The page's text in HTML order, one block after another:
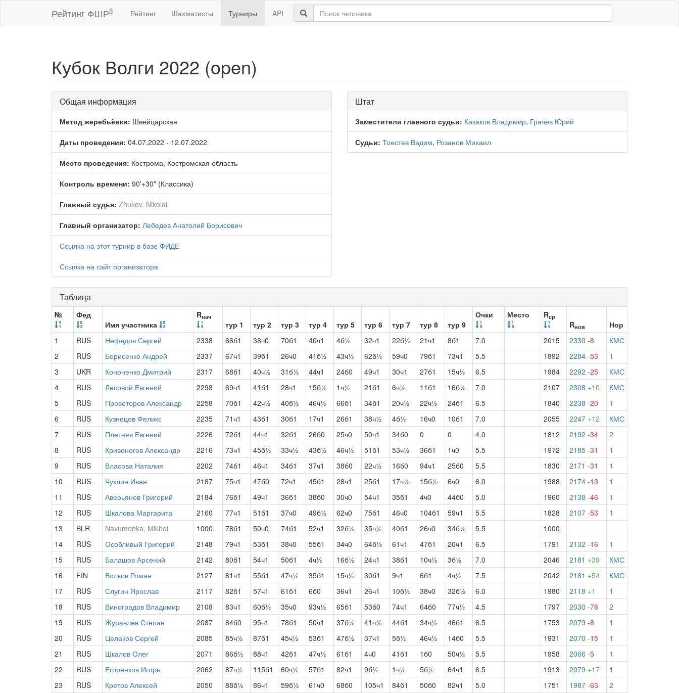
Рейтинг ФШРβ Рейтинг Шахматисты Турниры API
Кубок Волги 2022 (open)
Общая информация
Метод жеребьёвки: Швейцарская
Даты проведения: 04.07.2022 - 12.07.2022
Место проведения: Кострома, Костромская область
Контроль времени: 90'+30" (Классика)
Главный судья: Zhukov, Nikolai
Главный организатор: Лебедев Анатолий Борисович
Ссылка на этот турнир в базе ФИДЕ
Ссылка на сайт организатора
Штат
Заместители главного судьи: Казаков Владимир, Грачев Юрий
Судьи: Тоестев Вадим, Розанов Михаил
Таблица
№
Фед
Имя участника
Rнач
тур 1 тур 2 тур 3 тур 4 тур 5 тур 6 тур 7 тур 8 тур 9
Очки Место Rср
Rнов
Нор
1
RUS Нефедов Сергей 2338 66б1 38ч0 70б1 40ч1 4б½ 32ч1 22б½ 21ч1 8б1 7.0 2015 2330 -8
КМС
2
RUS Борисенко Андрей 2337 67ч1 39б1 26ч0 41б½ 43ч½ 62б½ 59ч0 79б1 73ч1 5.5 1892 2284 -53
1
3
UKR Кононенко Дмитрий 2317 68б1 40ч½ 31б½ 44ч1 24б0 49ч1 30ч1 27б1 15ч½ 6.5 1984 2292 -25
КМС
4
RUS Лесовой Евгений 2298 69ч1 41б1 28ч1 15б½ 1ч½ 21б1 6ч½ 11б1 16б½ 7.0 2107 2308 +10
КМС
5
RUS Провоторов Александр 2258 70б1 42ч½ 40б½ 46ч½ 66б1 34б1 20ч½ 22ч½ 24б1 6.5 1840 2238 -20
1
6
RUS Кузнецов Феликс 2235 71ч1 43б1 30б1 17ч1 26б1 38ч½ 4б½ 16ч0 10б1 7.0 2055 2247 +12
КМС
7
RUS Плетнев Евгений 2226 72б1 44ч1 32б1 26б0 25ч0 50ч1 34б0 0 0 4.0 1812 2192 -34
2
8
RUS Кривоногов Александр 2216 73ч1 45б½ 33ч½ 43б½ 46ч½ 51б1 53ч½ 36б1 1ч0 5.5 1972 2185 -31
1
9
RUS Власова Наталия 2202 74б1 46ч1 34б1 37ч1 38б0 22ч½ 16б0 94ч1 25б0 5.5 1830 2171 -31
1
10
RUS Чуклин Иван 2187 75ч1 47б0 72ч1 45б1 28ч1 25б1 17ч½ 15б½ 6ч0 6.0 1988 2174 -13
1
11
RUS Аверьянов Григорий 2184 76б1 49ч1 36б1 38б0 30ч0 54ч1 35б1 4ч0 44б0 5.0 1960 2138 -46
1
12
RUS Шкалова Маргарита 2160 77ч1 51б1 37ч0 49б½ 62ч0 75б1 46ч0 104б1 59ч1 5.5 1828 2107 -53
1
13
BLR Navumenka, Mikhei 1000 78б1 50ч0 74б1 52ч1 32б½ 35ч½ 40б1 26ч0 34б½ 5.5
1000
14
RUS Особливый Григорий 2148 79ч1 53б1 38ч0 55б1 34ч0 64б½ 61ч1 47б1 20ч1 6.5 1791 2132 -16
1
15
RUS Балашов Арсений 2142 80б1 54ч1 50б1 4ч½ 16б½ 24ч1 38б1 10ч½ 3б½ 7.0 2046 2181 +39
КМС
16
FIN Волков Роман 2127 81ч1 55б1 47ч½ 35б1 15ч½ 30б1 9ч1 6б1 4ч½ 7.5 2042 2181 +54
КМС
17
RUS Слугин Ярослав 2117 82б1 57ч1 61б1 6б0 36ч1 26ч1 10б½ 38ч0 32б½ 6.0 1980 2118 +1
1
18
RUS Виноградов Владимир 2108 83ч1 60б½ 35ч0 93ч½ 65б1 53б0 74ч1 64б0 77ч½ 4.5 1797 2030 -78
2
19
RUS Журавлев Степан 2087 84б0 95ч1 78б1 50ч1 37б½ 41ч½ 44б1 34ч½ 46б1 6.5 1753 2079 -8
1
20
RUS Целаков Сергей 2085 85ч½ 87б1 45ч½ 53б1 47б½ 37ч1 5б½ 46ч½ 14б0 5.5 1931 2070 -15
1
21
RUS Шкалов Олег 2071 86б½ 88ч1 42б1 47ч½ 61б1 4ч0 41б1 1б0 50ч½ 5.5 1958 2066 -5
1
22
RUS Егоренков Игорь 2062 87ч½ 115б1 60ч½ 57б1 82ч1 9б½ 1ч½ 5б½ 64ч1 6.5 1913 2079 +17
1
23
RUS Кретов Алексей 2050 88б½ 86ч1 59б½ 61ч0 68б0 105ч1 84б1 50б0 82ч1 5.0 1751 1987 -63
2